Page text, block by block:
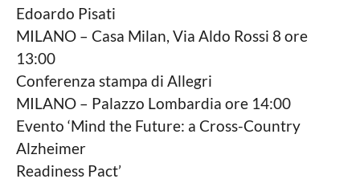
Edoardo Pisati
MILANO – Casa Milan, Via Aldo Rossi 8 ore
13:00
Conferenza stampa di Allegri
MILANO – Palazzo Lombardia ore 14:00
Evento ‘Mind the Future: a Cross-Country
Alzheimer
Readiness Pact’